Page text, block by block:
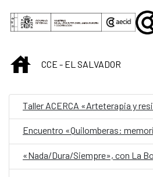
Saltar al contenido principal
INICIOCCE - EL SALVADOR
Encuentro «Quilomberas: